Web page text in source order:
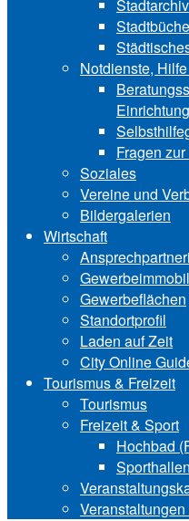
Stadtarchiv
Notdienste,
Fragen
Soziales
Vereine und
Bildergalerien
Wirtschaft
Gewerbeflächen
Standortprofil
Laden auf Zeit
City Online
Tourismus & Freizeit
Tourismus
Freizeit & Sport
Hochbad
Sporthallen